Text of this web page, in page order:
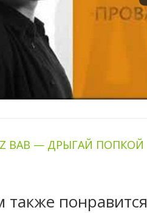
BAB — ДРЫГАЙ ПОПКОЙ
также понравится